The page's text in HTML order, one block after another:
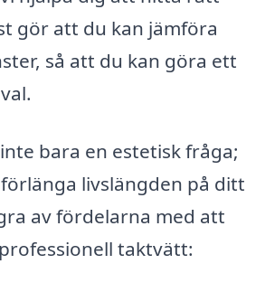
gör att du kan jämföra
så att du kan göra ett
bara en estetisk fråga;
livslängden på ditt
av fördelarna med att
taktvätt: